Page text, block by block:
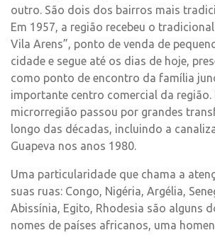
outro. São dois dos bairros mais
Em 1957, a região recebeu o
Vila Arens”, ponto de venda de
cidade e segue até os dias de hoje,
como ponto de encontro da família
importante centro comercial da região.
microrregião passou por grandes
longo das décadas, incluindo a
Guapeva nos anos 1980.
Uma particularidade que chama a
suas ruas: Congo, Nigéria, Argélia,
Abissínia, Egito, Rhodesia são alguns
nomes de países africanos, uma